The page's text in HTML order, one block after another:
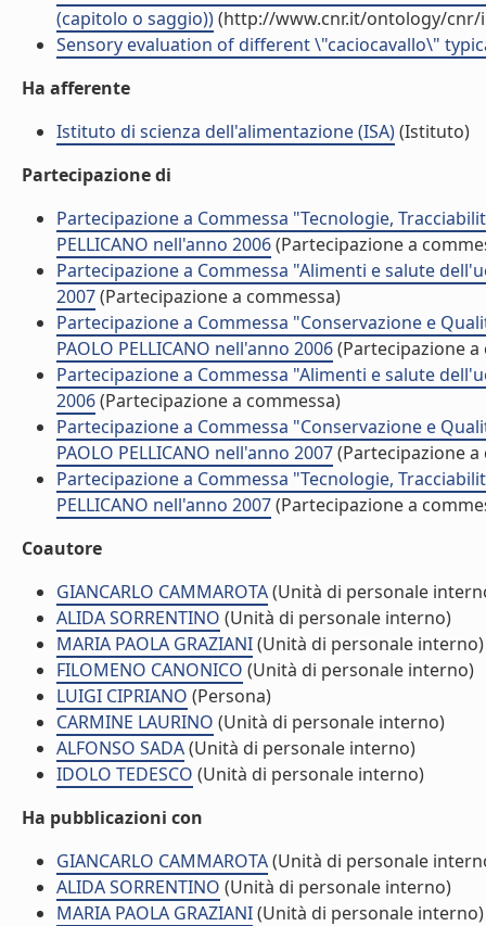
(capitolo o saggio))(http://www.cnr.it/ontology/
Sensory evaluation of different \"caciocavallo\"
Ha afferente
Istituto di scienza dell'alimentazione (ISA)(Istituto)
Partecipazione di
Partecipazione a Commessa "Tecnologie,
PELLICANO nell'anno 2006(Partecipazione a
Partecipazione a Commessa "Alimenti e salute
2007(Partecipazione a commessa)
Partecipazione a Commessa "Conservazione e
PAOLO PELLICANO nell'anno 2006(Partecipazione a
Partecipazione a Commessa "Alimenti e salute
2006(Partecipazione a commessa)
Partecipazione a Commessa "Conservazione e
PAOLO PELLICANO nell'anno 2007(Partecipazione a
Partecipazione a Commessa "Tecnologie,
PELLICANO nell'anno 2007(Partecipazione a
Coautore
GIANCARLO CAMMAROTA(Unità di personale
ALIDA SORRENTINO (Unità di personale interno)
MARIA PAOLA GRAZIANI(Unità di personale interno)
FILOMENO CANONICO (Unità di personale interno)
LUIGI CIPRIANO (Persona)
CARMINE LAURINO (Unità di personale interno)
ALFONSO SADA(Unità di personale interno)
IDOLO TEDESCO (Unità di personale interno)
Ha pubblicazioni con
GIANCARLO CAMMAROTA(Unità di personale
ALIDA SORRENTINO (Unità di personale interno)
MARIA PAOLA GRAZIANI(Unità di personale interno)